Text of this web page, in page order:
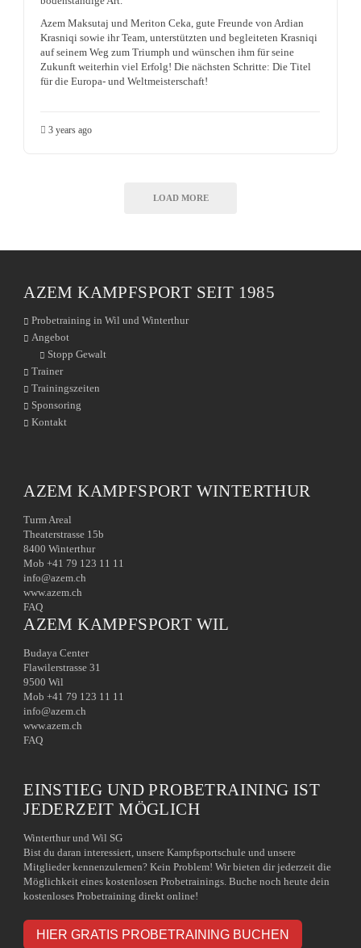
Azem Maksutaj und Meriton Ceka, gute Freunde von Ardian
Krasniqi sowie ihr Team, unterstützten und begleiteten Krasniqi
auf seinem Weg zum Triumph und wünschen ihm für seine
Zukunft weiterhin viel Erfolg! Die nächsten Schritte: Die Titel
für die Europa- und Weltmeisterschaft!
3 years ago
LOAD MORE
AZEM KAMPFSPORT SEIT 1985
Probetraining in Wil und Winterthur
Angebot
Stopp Gewalt
Trainer
Trainingszeiten
Sponsoring
Kontakt
AZEM KAMPFSPORT WINTERTHUR
Turm Areal
Theaterstrasse 15b
8400 Winterthur
Mob +41 79 123 11 11
info@azem.ch
www.azem.ch
FAQ
AZEM KAMPFSPORT WIL
Budaya Center
Flawilerstrasse 31
9500 Wil
Mob +41 79 123 11 11
info@azem.ch
www.azem.ch
FAQ
EINSTIEG UND PROBETRAINING IST
JEDERZEIT MÖGLICH
Winterthur und Wil SG
Bist du daran interessiert, unsere Kampfsportschule und unsere
Mitglieder kennenzulernen? Kein Problem! Wir bieten dir jederzeit die
Möglichkeit eines kostenlosen Probetrainings. Buche noch heute dein
kostenloses Probetraining direkt online!
HIER GRATIS PROBETRAINING BUCHEN